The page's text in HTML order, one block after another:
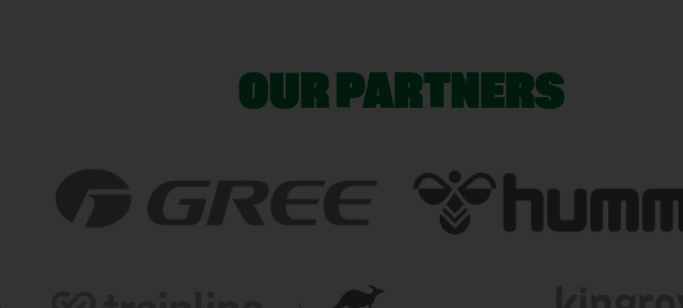
OUR PARTNERS